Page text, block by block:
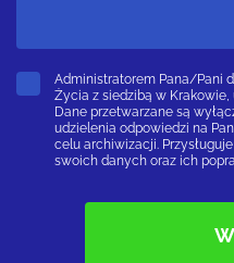
Administratorem Pana/Pani
Życia z siedzibą w Krakowie,
Dane przetwarzane są
udzielenia odpowiedzi na
celu archiwizacji.
swoich danych oraz ich